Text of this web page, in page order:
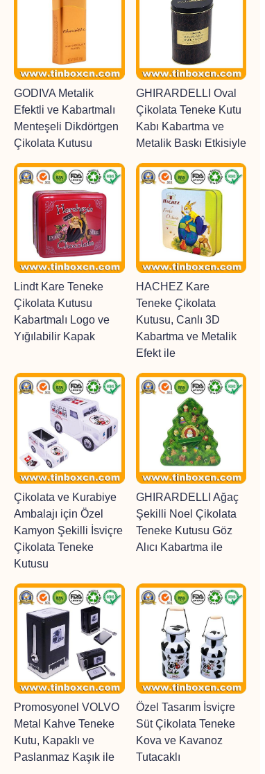
GODIVA Metalik
Efektli ve Kabartmalı
Menteşeli Dikdörtgen
Çikolata Kutusu
GHIRARDELLI Oval
Çikolata Teneke Kutu
Kabı Kabartma ve
Metalik Baskı Etkisiyle
Lindt Kare Teneke
Çikolata Kutusu
Kabartmalı Logo ve
Yığılabilir Kapak
HACHEZ Kare
Teneke Çikolata
Kutusu, Canlı 3D
Kabartma ve Metalik
Efekt ile
Çikolata ve Kurabiye
Ambalajı için Özel
Kamyon Şekilli İsviçre
Çikolata Teneke
Kutusu
GHIRARDELLI Ağaç
Şekilli Noel Çikolata
Teneke Kutusu Göz
Alıcı Kabartma ile
Promosyonel VOLVO
Metal Kahve Teneke
Kutu, Kapaklı ve
Paslanmaz Kaşık ile
Özel Tasarım İsviçre
Süt Çikolata Teneke
Kova ve Kavanoz
Tutacaklı